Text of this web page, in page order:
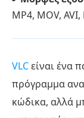
MP4, MOV, AVI,
VLCείναι ένα
πρόγραμμα
κώδικα, αλλά